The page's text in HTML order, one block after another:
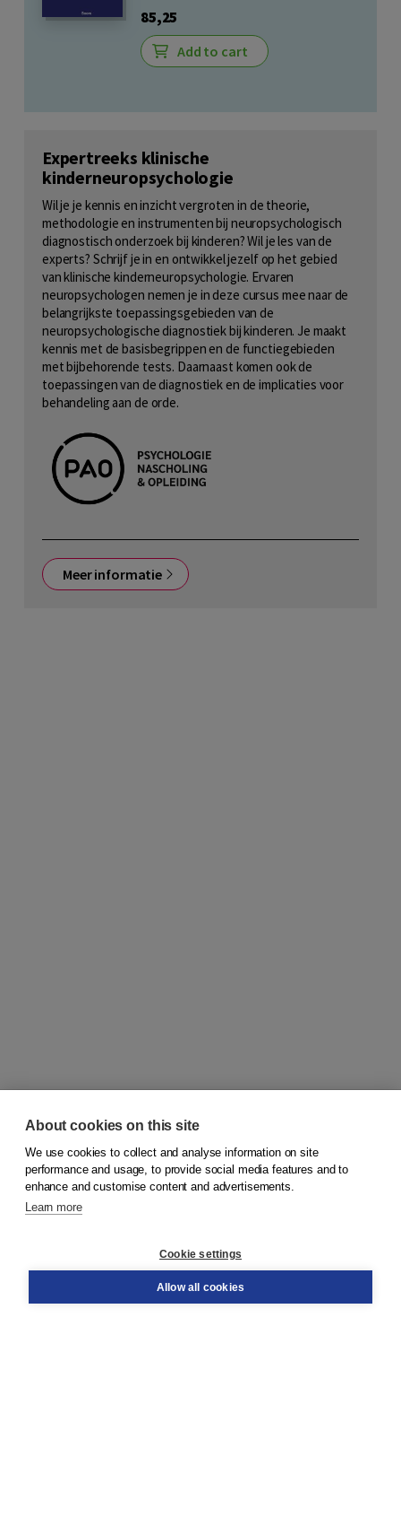
85,25
Add to cart
Expertreeks klinische
kinderneuropsychologie
Wil je je kennis en inzicht vergroten in de theorie,
methodologie en instrumenten bij neuropsychologisch
diagnostisch onderzoek bij kinderen? Wil je les van de
experts? Schrijf je in en ontwikkel jezelf op het gebied
van klinische kinderneuropsychologie. Ervaren
neuropsychologen nemen je in deze cursus mee naar de
belangrijkste toepassingsgebieden van de
neuropsychologische diagnostiek bij kinderen. Je maakt
kennis met de basisbegrippen en de functiegebieden
met bijbehorende tests. Daarnaast komen ook de
toepassingen van de diagnostiek en de implicaties voor
behandeling aan de orde.
Meer informatie
© 2026Koninklijke Boom uitgevers
Order
About cookies on this site
We use cookies to collect and analyse information on site
performance and usage, to provide social media features and to
enhance and customise content and advertisements.
Learn more
Cookie settings
Allow all cookies